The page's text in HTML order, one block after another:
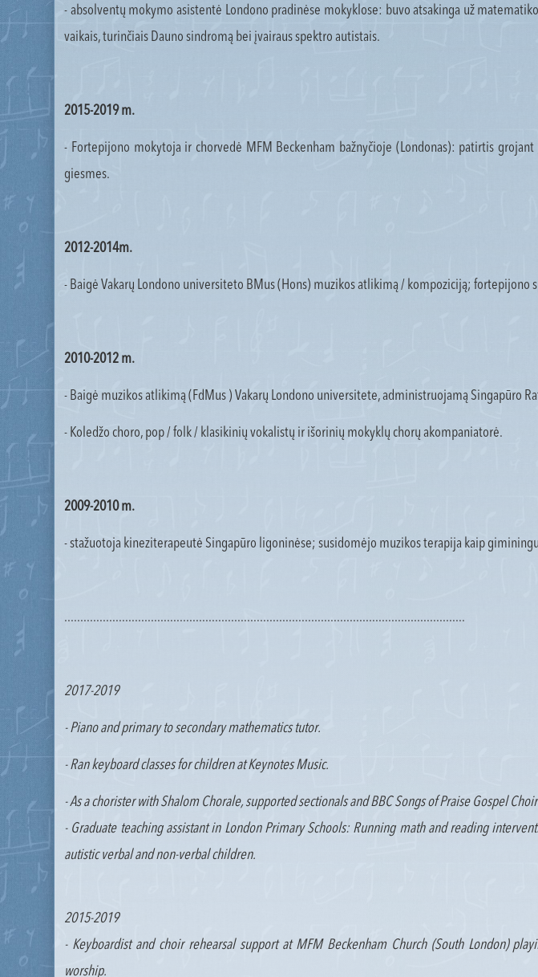
- absolventų mokymo asistentė Londono pradinėse mokyklose: buvo atsakinga už
vaikais, turinčiais Dauno sindromą bei įvairaus spektro autistais.
2015-2019 m.
- Fortepijono mokytoja ir chorvedė MFM Beckenham bažnyčioje (Londonas): patirtis
giesmes.
2012-2014m.
- Baigė Vakarų Londono universiteto BMus (Hons) muzikos atlikimą / kompoziciją; fortepijono
2010-2012 m.
- Baigė muzikos atlikimą (FdMus ) Vakarų Londono universitete, administruojamą Singapūro
- Koledžo choro, pop / folk / klasikinių vokalistų ir išorinių mokyklų chorų akompaniatorė.
2009-2010 m.
- stažuotoja kineziterapeutė Singapūro ligoninėse; susidomėjo muzikos terapija kaip
.............................................................................................................................
2017-2019
- Piano and primary to secondary mathematics tutor.
- Ran keyboard classes for children at Keynotes Music.
- As a chorister with Shalom Chorale, supported sectionals and BBC Songs of Praise Gospel
- Graduate teaching assistant in London Primary Schools: Running math and reading
autistic verbal and non-verbal children.
2015-2019
- Keyboardist and choir rehearsal support at MFM Beckenham Church (South London)
worship.